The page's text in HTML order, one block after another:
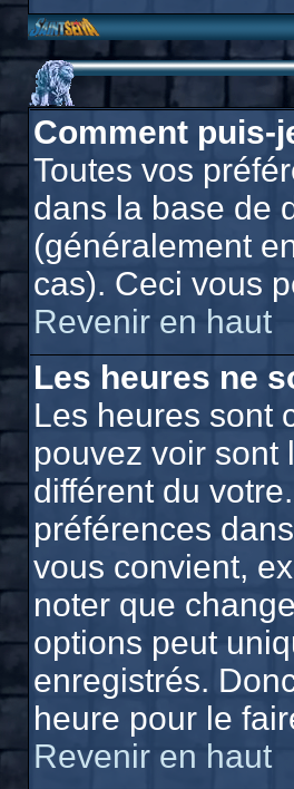
Comment puis-
Toutes vos
dans la base de
(généralement
cas). Ceci vous
Revenir en haut
Les heures ne
Les heures sont
pouvez voir sont
différent du
préférences
vous convient,
noter que
options peut
enregistrés.
heure pour le
Revenir en haut